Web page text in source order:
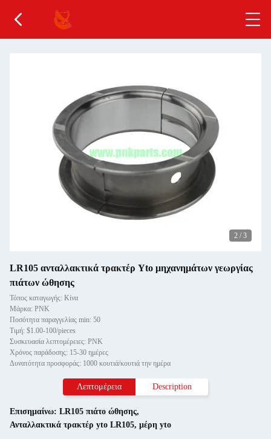
2 / 3
LR105 ανταλλακτικά τρακτέρ Yto μηχανημάτων γεωργίας
πιάτων ώθησης
Τόπος καταγωγής: Κίνα
Μάρκα: PNK
Ποσότητα παραγγελίας min: 50
Τιμή: $1.00-100/pieces
Συσκευασία λεπτομέρειες: PNK
Χρόνος παράδοσης: 15-30 ημέρες
Δυνατότητα προσφοράς: 1000 κουτιά/κουτιά την ημέρα
Λεπτομέρεια Description
Επισημαίνω: LR105 πιάτο ώθησης,
Ανταλλακτικά τρακτέρ yto LR105, μέρη yto